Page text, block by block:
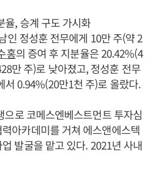
, 승계 구도 가시화
인 정성훈 전무에게 10만 주(약 2
홍의 증여 후 지분율은 20.42%(4
만 주)로 낮아졌고, 정성훈 전무
서 0.94%(20만1천 주)로 올랐다.
로 코메스엔베스트먼트 투자심
아카데미를 거쳐 에스앤에스텍
발굴을 맡고 있다. 2021년 사내